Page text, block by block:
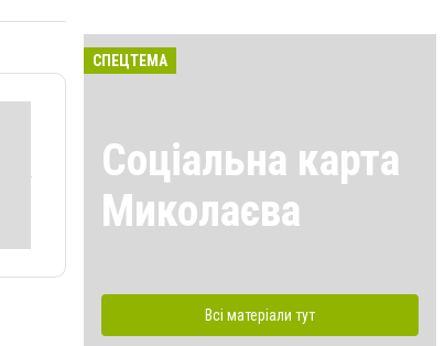
СПЕЦТЕМА
Соціальна карта
Миколаєва
Всі матеріали тут